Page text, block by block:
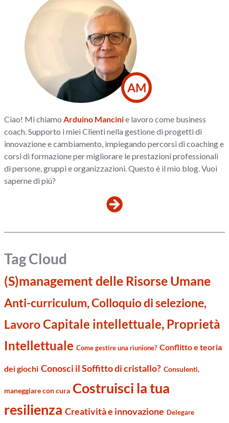
AM
Ciao! Mi chiamoArduino Mancinie lavoro come business
coach. Supporto i miei Clienti nella gestione di progetti di
innovazione e cambiamento, impiegando percorsi di coaching e
corsi di formazione per migliorare le prestazioni professionali
di persone, gruppi e organizzazioni. Questo è il mio blog. Vuoi
saperne di più?
Tag Cloud
(S)management delle Risorse Umane
Anti-curriculum, Colloquio di selezione,
LavoroCapitale intellettuale, Proprietà
Intellettuale Come gestire una riunione? Conflitto e teoria
dei giochi Conosci il Soffitto di cristallo? Consulenti,
maneggiare con cura Costruisci la tua
resilienza Creatività e innovazione Delegare